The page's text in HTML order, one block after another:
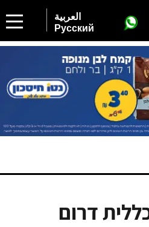
العربية
Русский
דרום